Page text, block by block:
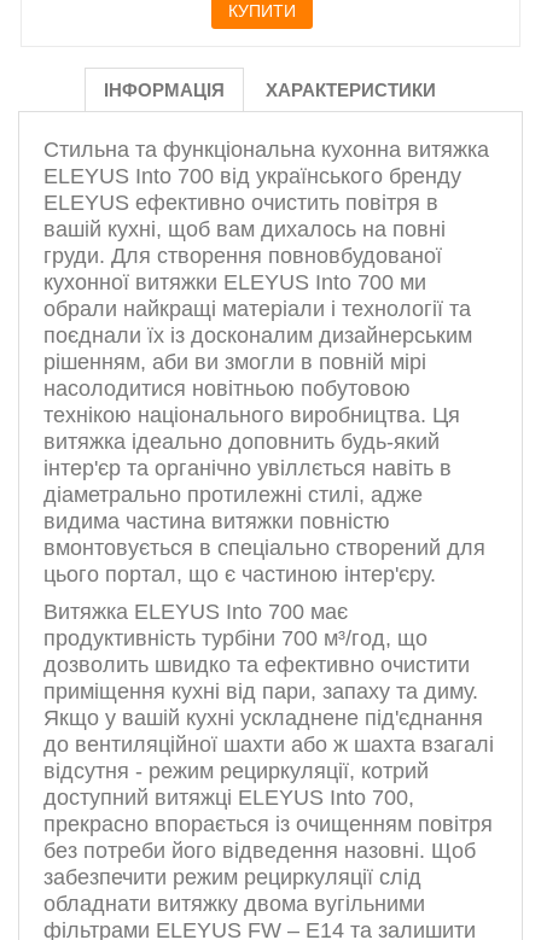
КУПИТИ
ІНФОРМАЦІЯ ХАРАКТЕРИСТИКИ
Стильна та функціональна кухонна витяжка
ELEYUS Into 700 від українського бренду
ELEYUS ефективно очистить повітря в
вашій кухні, щоб вам дихалось на повні
груди. Для створення повновбудованої
кухонної витяжки ELEYUS Into 700 ми
обрали найкращі матеріали і технології та
поєднали їх із досконалим дизайнерським
рішенням, аби ви змогли в повній мірі
насолодитися новітньою побутовою
технікою національного виробництва. Ця
витяжка ідеально доповнить будь-який
інтер'єр та органічно увіллється навіть в
діаметрально протилежні стилі, адже
видима частина витяжки повністю
вмонтовується в спеціально створений для
цього портал, що є частиною інтер'єру.
Витяжка ELEYUS Into 700 має
продуктивність турбіни 700 м³/год, що
дозволить швидко та ефективно очистити
приміщення кухні від пари, запаху та диму.
Якщо у вашій кухні ускладнене під'єднання
до вентиляційної шахти або ж шахта взагалі
відсутня - режим рециркуляції, котрий
доступний витяжці ELEYUS Into 700,
прекрасно впорається із очищенням повітря
без потреби його відведення назовні. Щоб
забезпечити режим рециркуляції слід
обладнати витяжку двома вугільними
фільтрами ELEYUS FW – E14 та залишити